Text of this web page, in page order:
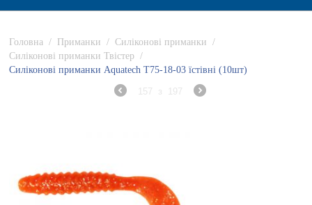
Головна / Приманки / Силіконові приманки
/
Силіконові приманки Твістер /
Силіконові приманки Aquatech Т75-18-03 їстівні (10шт)
157 з 197